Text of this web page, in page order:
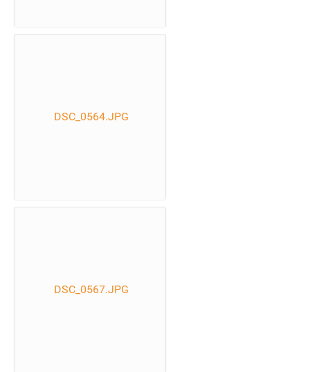
DSC_0564.JPG
DSC_0567.JPG